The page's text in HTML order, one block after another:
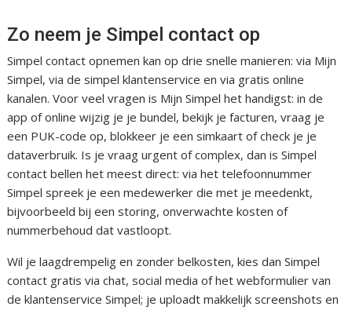
Zo neem je Simpel contact op
Simpel contact opnemen kan op drie snelle manieren: via Mijn
Simpel, via de simpel klantenservice en via gratis online
kanalen. Voor veel vragen is Mijn Simpel het handigst: in de
app of online wijzig je je bundel, bekijk je facturen, vraag je
een PUK-code op, blokkeer je een simkaart of check je je
dataverbruik. Is je vraag urgent of complex, dan is Simpel
contact bellen het meest direct: via het telefoonnummer
Simpel spreek je een medewerker die met je meedenkt,
bijvoorbeeld bij een storing, onverwachte kosten of
nummerbehoud dat vastloopt.
Wil je laagdrempelig en zonder belkosten, kies dan Simpel
contact gratis via chat, social media of het webformulier van
de klantenservice Simpel; je uploadt makkelijk screenshots en